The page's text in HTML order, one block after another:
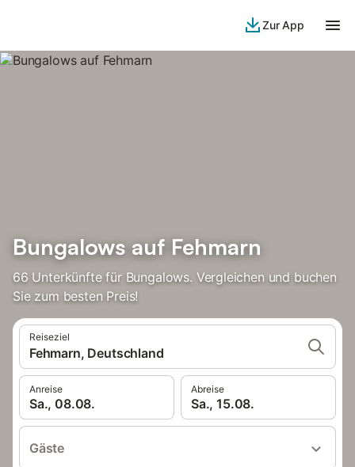
Zur App
Bungalows auf Fehmarn
66 Unterkünfte für Bungalows. Vergleichen und buchen
Sie zum besten Preis!
Reiseziel
Fehmarn, Deutschland
Anreise
Sa., 08.08.
Abreise
Sa., 15.08.
Gäste